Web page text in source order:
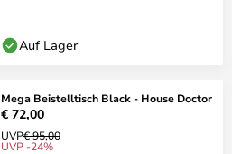
Auf Lager
Mega Beistelltisch Black - House Doctor
€ 72,00
UVP€ 95,00
UVP -24%